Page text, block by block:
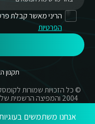
הריני מאשר קבלת
הפרטיות
תקנון
מסחריים אשר בשימוש
רשומים